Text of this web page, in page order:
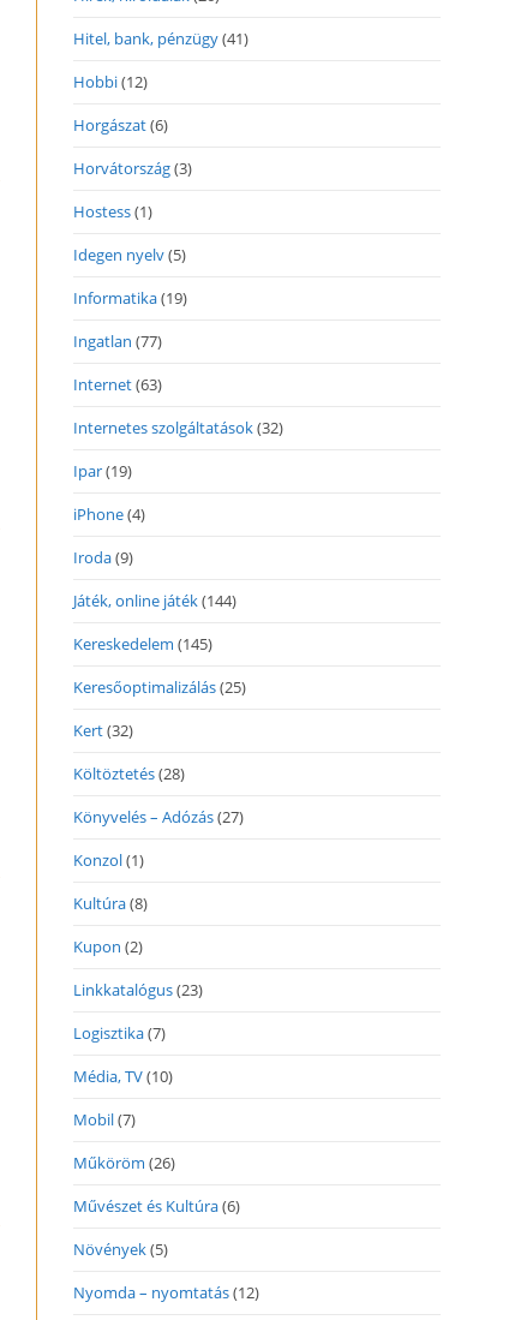
Hitel, bank, pénzügy(41)
Hobbi(12)
Horgászat(6)
Horvátország(3)
Hostess(1)
Idegen nyelv(5)
Informatika(19)
Ingatlan (77)
Internet(63)
Internetes szolgáltatások(32)
Ipar(19)
iPhone(4)
Iroda(9)
Játék, online játék(144)
Kereskedelem (145)
Keresőoptimalizálás(25)
Kert(32)
Költöztetés(28)
Könyvelés – Adózás(27)
Konzol(1)
Kultúra(8)
Kupon (2)
Linkkatalógus(23)
Logisztika(7)
Média, TV(10)
Mobil(7)
Műköröm (26)
Művészet és Kultúra(6)
Növények(5)
Nyomda – nyomtatás(12)